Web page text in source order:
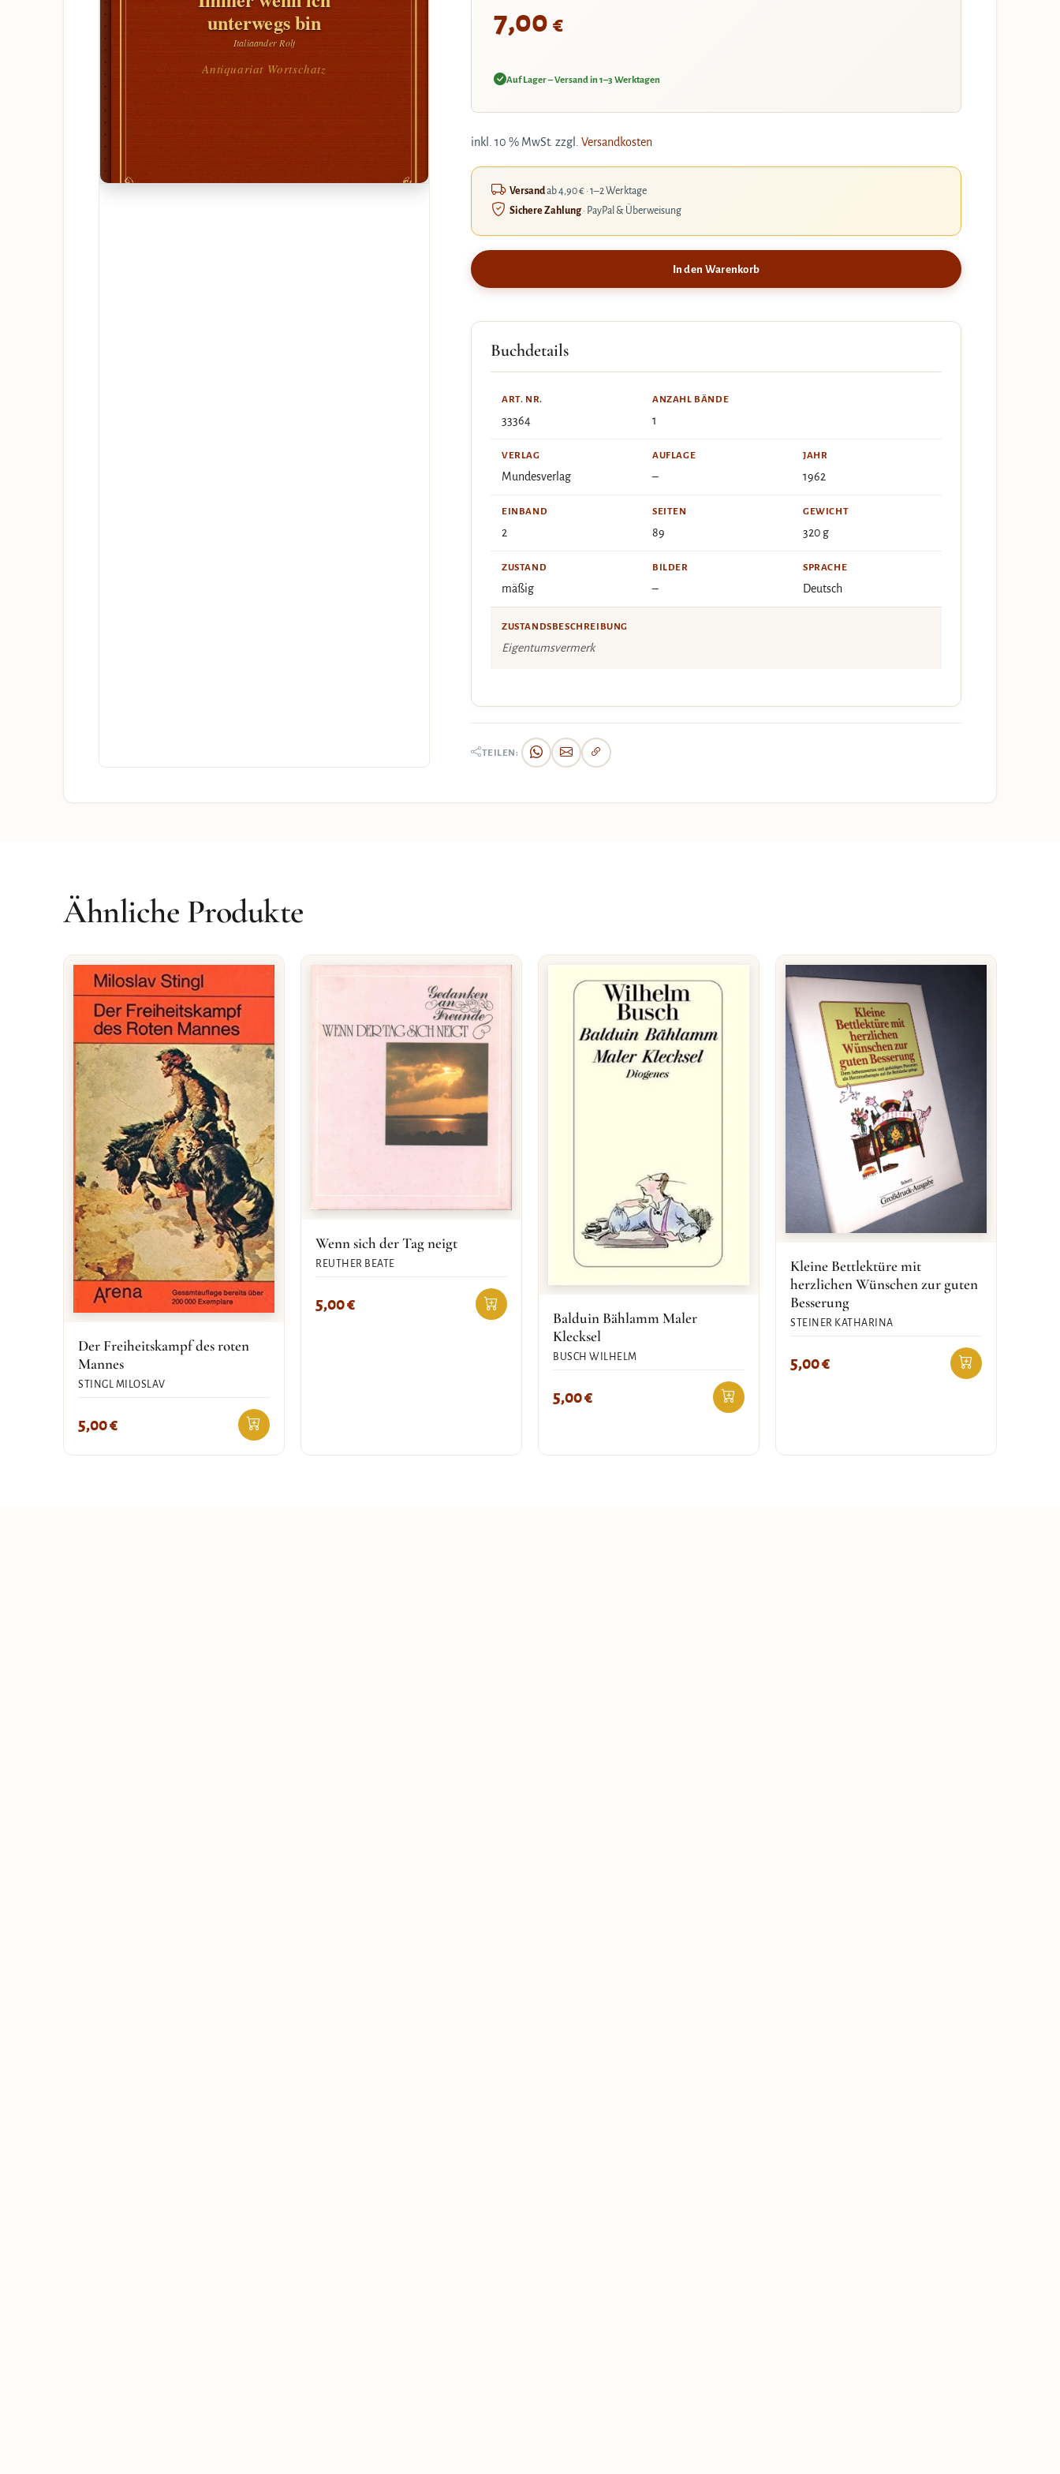
unterwegs bin
Italiaander Rolf
Antiquariat Wortschatz
7,00 €
Auf Lager – Versand in 1–3 Werktagen
inkl. 10 % MwSt. zzgl. Versandkosten
Versandab 4,90 € · 1–2 Werktage
Sichere Zahlung· PayPal & Überweisung
In den Warenkorb
Buchdetails
ART. NR.
33364
ANZAHL BÄNDE
1
VERLAG
Mundesverlag
AUFLAGE
–
JAHR
1962
EINBAND
2
SEITEN
89
GEWICHT
320 g
ZUSTAND
mäßig
BILDER
–
SPRACHE
Deutsch
ZUSTANDSBESCHREIBUNG
Eigentumsvermerk
TEILEN:
Ähnliche Produkte
Der Freiheitskampf des roten
Mannes
STINGL MILOSLAV
5,00€
Wenn sich der Tag neigt
REUTHER BEATE
5,00€
Balduin Bählamm Maler
Klecksel
BUSCH WILHELM
5,00€
Kleine Bettlektüre mit
herzlichen Wünschen zur guten
Besserung
STEINER KATHARINA
5,00€